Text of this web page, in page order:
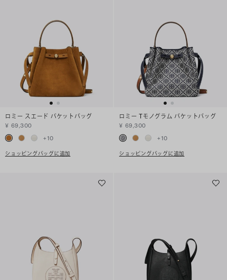
ロミー スエード バケットバッグ
¥ 69,300
+10
ショッピングバッグに追加
ロミー Tモノグラム バケットバッグ
¥ 69,300
+10
ショッピングバッグに追加